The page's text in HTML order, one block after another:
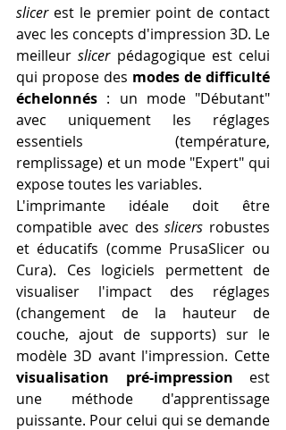
slicer est le premier point de contact
avec les concepts d'impression 3D. Le
meilleur slicer pédagogique est celui
qui propose des modes de difficulté
échelonnés : un mode "Débutant"
avec uniquement les réglages
essentiels (température,
remplissage) et un mode "Expert" qui
expose toutes les variables.
L'imprimante idéale doit être
compatible avec des slicers robustes
et éducatifs (comme PrusaSlicer ou
Cura). Ces logiciels permettent de
visualiser l'impact des réglages
(changement de la hauteur de
couche, ajout de supports) sur le
visualisation pré-impression est
une méthode d'apprentissage